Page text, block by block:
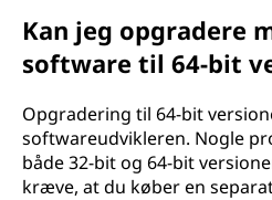
Kan jeg opgradere
software til 64-bit
Opgradering til 64-bit
softwareudvikleren. Nogle
både 32-bit og 64-bit
kræve, at du køber en